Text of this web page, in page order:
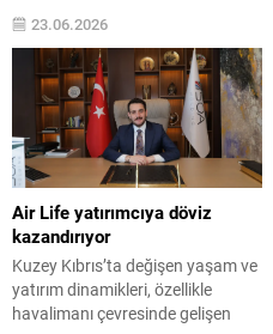
Zeytinburnu Kaymakamı Dr.
Adem Uslu, Zeytinburnu Belediye
Başkanı Ömer Arısoy ve BOSS4
İnşaat Yönetim Kurulu Başkanı
Abdülkadir Akkuş’un katılımıyla
gerçekleştirildi. Toplam 28 bin
metrekarelik alanda geliştirilen
Alya Merkezefendi; 9 blok, 467
konut ve 15 ticari üniteden
oluşuyor. Proje...
23.06.2026
Air Life yatırımcıya döviz
kazandırıyor
Kuzey Kıbrıs’ta değişen yaşam ve
yatırım dinamikleri, özellikle
havalimanı çevresinde gelişen